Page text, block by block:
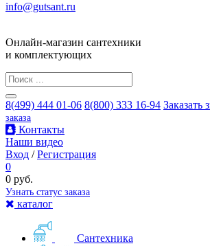
info@gutsant.ru
Онлайн-магазин сантехники
и комплектующих
8(499) 444 01-06 8(800) 333 16-94 Заказать
заказа
Контакты
Наши видео
Вход /Регистрация
0
0 руб.
Узнать статус заказа
каталог
Сантехника